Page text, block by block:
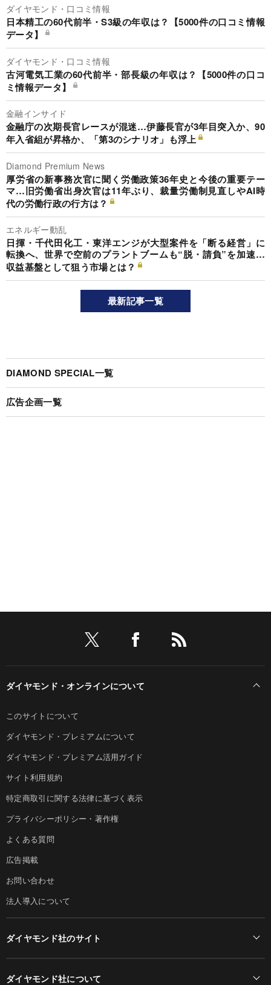
ダイヤモンド・口コミ情報
日本精工の60代前半・S3級の年収は？【5000件の口コミ情報
データ】
ダイヤモンド・口コミ情報
古河電気工業の60代前半・部長級の年収は？【5000件の口コ
ミ情報データ】
金融インサイド
金融庁の次期長官レースが混迷…伊藤長官が3年目突入か、90
年入省組が昇格か、「第3のシナリオ」も浮上
Diamond Premium News
厚労省の新事務次官に聞く労働政策36年史と今後の重要テー
マ…旧労働省出身次官は11年ぶり、裁量労働制見直しやAI時
代の労働行政の行方は？
エネルギー動乱
日揮・千代田化工・東洋エンジが大型案件を「断る経営」に
転換へ、世界で空前のプラントブームも“脱・請負”を加速…
収益基盤として狙う市場とは？
最新記事一覧
DIAMOND SPECIAL一覧
広告企画一覧
ダイヤモンド・オンラインについて
このサイトについて
ダイヤモンド・プレミアムについて
ダイヤモンド・プレミアム活用ガイド
サイト利用規約
特定商取引に関する法律に基づく表示
プライバシーポリシー・著作権
よくある質問
広告掲載
お問い合わせ
法人導入について
ダイヤモンド社のサイト
ダイヤモンド社について